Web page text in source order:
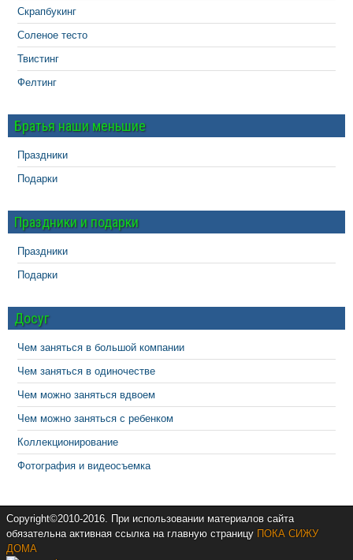
Скрапбукинг
Соленое тесто
Твистинг
Фелтинг
Братья наши меньшие
Праздники
Подарки
Праздники и подарки
Праздники
Подарки
Досуг
Чем заняться в большой компании
Чем заняться в одиночестве
Чем можно заняться вдвоем
Чем можно заняться с ребенком
Коллекционирование
Фотография и видеосъемка
Copyright©2010-2016. При использовании материалов сайта
обязательна активная ссылка на главную страницу ПОКА СИЖУ
ДОМА